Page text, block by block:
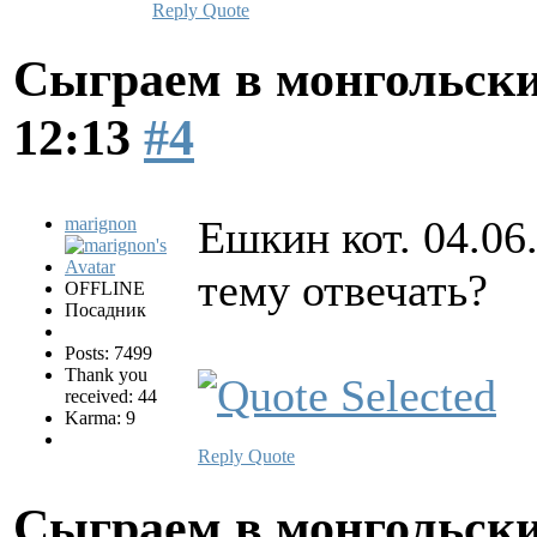
Reply Quote
Сыграем в
12:13 #4
marignon
OFFLINE
Посадник
Posts: 7499
Thank you
received: 44
Karma: 9
Ешкин кот.
тему отвечать?
Reply Quote